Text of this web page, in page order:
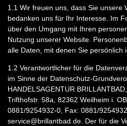
1.1 Wir freuen uns, dass Sie unsere
bedanken uns für Ihr Interesse. Im
über den Umgang mit Ihren
Nutzung unserer Website.
alle Daten, mit denen Sie persönlich
1.2 Verantwortlicher für die
im Sinne der Datenschutz-
HANDELSAGENTUR
Trifthofstr. 58a, 82362 Weilheim i.
0881/9254932-0, Fax: 0881/
service@brillantbad.de. Der für die